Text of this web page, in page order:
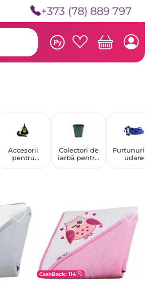
+373 (78) 889 797
Ру
Accesorii
pentru
Colectori de
iarbă pentru
Furtunuri
udare
CashBack: 114